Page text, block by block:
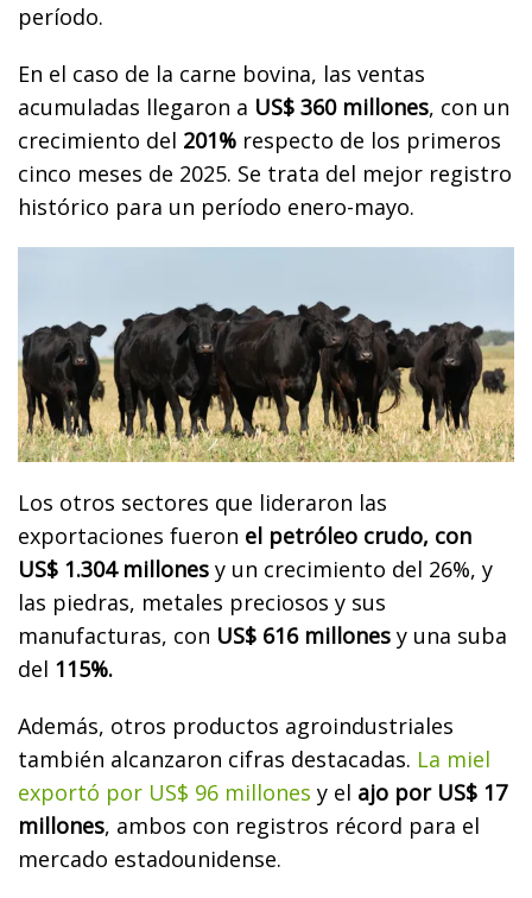
período.
En el caso de la carne bovina, las ventas
acumuladas llegaron a US$ 360 millones, con un
crecimiento del 201% respecto de los primeros
cinco meses de 2025. Se trata del mejor registro
histórico para un período enero-mayo.
Los otros sectores que lideraron las
exportaciones fueron el petróleo crudo, con
US$ 1.304 millones y un crecimiento del 26%, y
las piedras, metales preciosos y sus
manufacturas, con US$ 616 millones y una suba
del 115%.
Además, otros productos agroindustriales
también alcanzaron cifras destacadas. La miel
exportó por US$ 96 millones y el ajo por US$ 17
millones, ambos con registros récord para el
mercado estadounidense.